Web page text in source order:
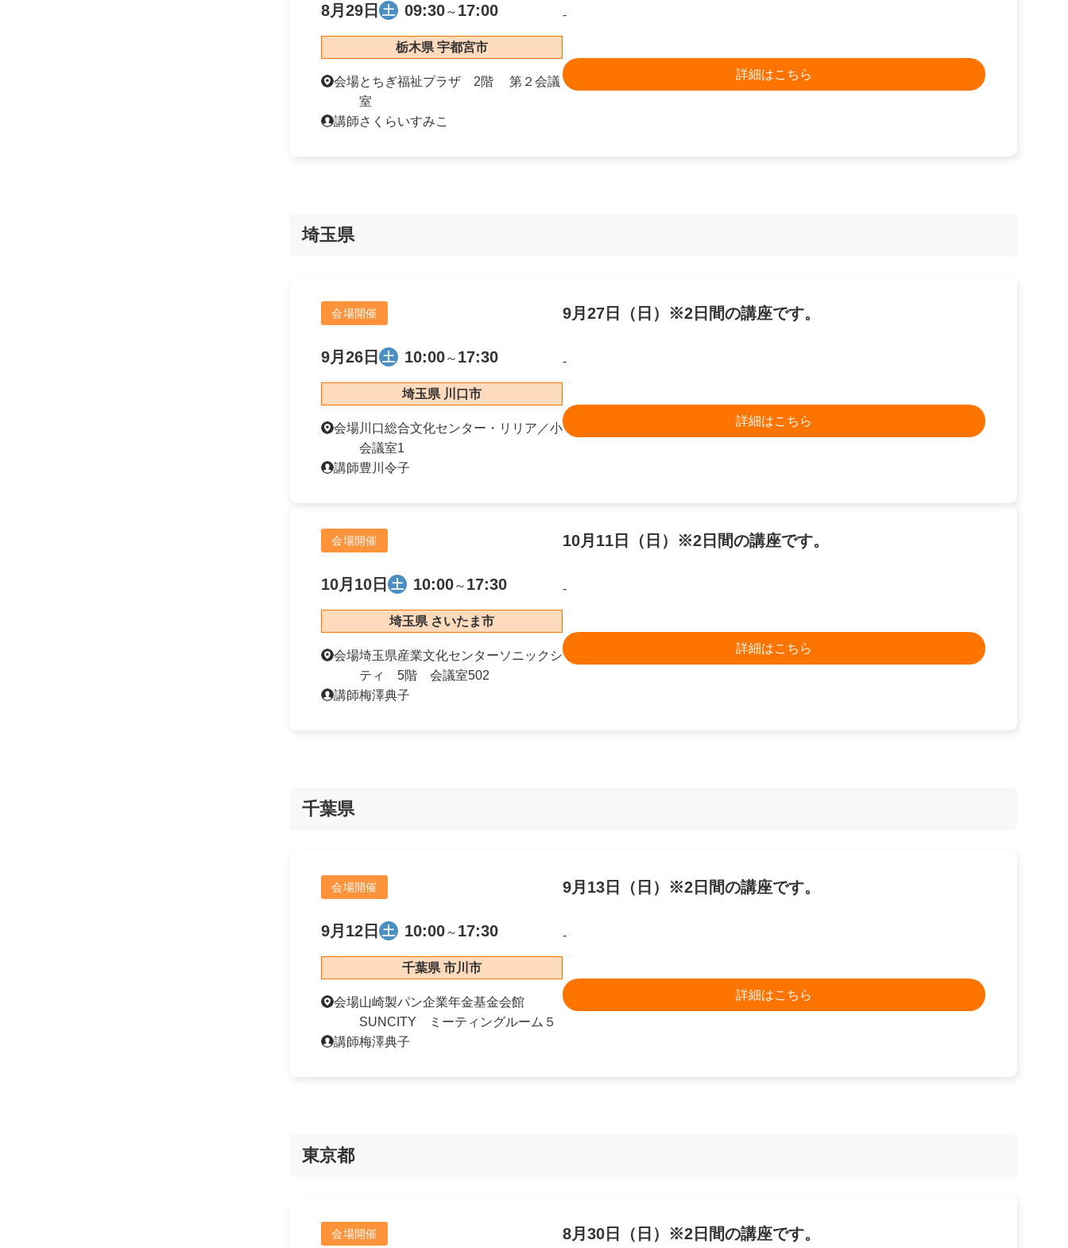
8月29日 土 09:30～ 17:00
栃木県 宇都宮市
会場とちぎ福祉プラザ 2階 第２会議
室
講師さくらいすみこ
-
詳細はこちら
埼玉県
会場開催
9月26日 土 10:00～ 17:30
埼玉県 川口市
会場川口総合文化センター・リリア／小
会議室1
講師豊川令子
9月27日（日）※2日間の講座です。
-
詳細はこちら
会場開催
10月10日 土 10:00～ 17:30
埼玉県 さいたま市
会場埼玉県産業文化センターソニックシ
ティ 5階 会議室502
講師梅澤典子
10月11日（日）※2日間の講座です。
-
詳細はこちら
千葉県
会場開催
9月12日 土 10:00～ 17:30
千葉県 市川市
会場山崎製パン企業年金基金会館
SUNCITY ミーティングルーム５
講師梅澤典子
9月13日（日）※2日間の講座です。
-
詳細はこちら
東京都
会場開催 8月30日（日）※2日間の講座です。